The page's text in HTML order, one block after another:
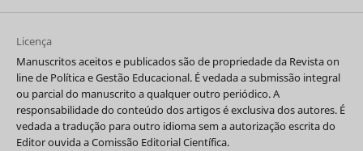
Licença
Manuscritos aceitos e publicados são de propriedade da Revista on
line de Política e Gestão Educacional. É vedada a submissão integral
ou parcial do manuscrito a qualquer outro periódico. A
responsabilidade do conteúdo dos artigos é exclusiva dos autores. É
vedada a tradução para outro idioma sem a autorização escrita do
Editor ouvida a Comissão Editorial Científica.